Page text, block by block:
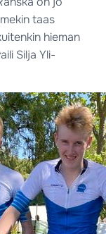
taas
hieman
Silja Yli-